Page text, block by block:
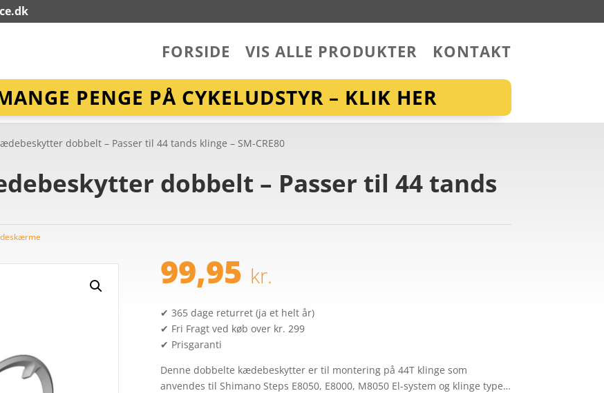
FORSIDE VIS ALLE PRODUKTER KONTAKT
PENGE PÅ CYKELUDSTYR – KLIK HER
dobbelt – Passer til 44 tands klinge – SM-CRE80
dobbelt – Passer til 44 tands
99,95 kr.
✔ 365 dage returret (ja et helt år)
✔ Fri Fragt ved køb over kr. 299
✔ Prisgaranti
Denne dobbelte kædebeskytter er til montering på 44T klinge som
anvendes til Shimano Steps E8050, E8000, M8050 El-system og klinge type…